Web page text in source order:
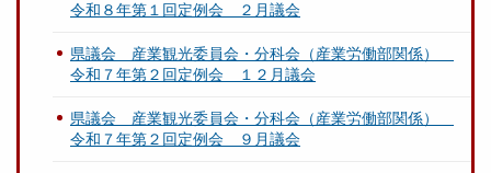
令和８年第１回定例会 ２月議会
県議会 産業観光委員会・分科会（産業労働部関係）
令和７年第２回定例会 １２月議会
県議会 産業観光委員会・分科会（産業労働部関係）
令和７年第２回定例会 ９月議会